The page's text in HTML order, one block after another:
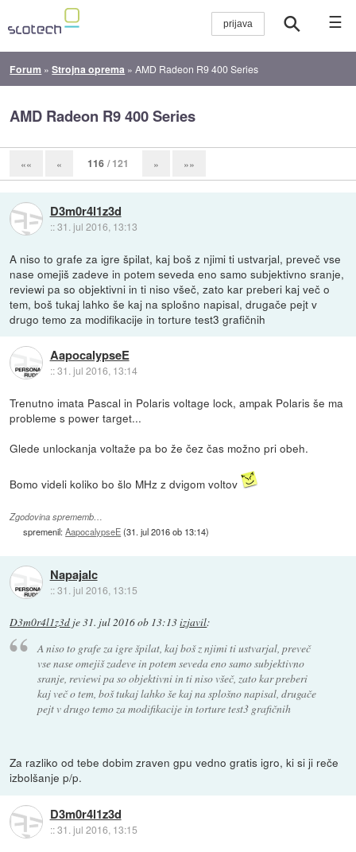
☰
Forum »Strojna oprema »AMD Radeon R9 400 Series
AMD Radeon R9 400 Series
«« « 116 / 121 » »»
D3m0r4l1z3d
::31. jul 2016, 13:13
A niso to grafe za igre špilat, kaj boš z njimi ti ustvarjal, preveč vse
nase omejiš zadeve in potem seveda eno samo subjektivno sranje,
reviewi pa so objektivni in ti niso všeč, zato kar preberi kaj več o
tem, boš tukaj lahko še kaj na splošno napisal, drugače pejt v
drugo temo za modifikacije in torture test3 grafičnih
AapocalypseE
::31. jul 2016, 13:14
Trenutno imata Pascal in Polaris voltage lock, ampak Polaris še ma
probleme s power target...
Glede unlockanja voltaže pa bo že čez čas možno pri obeh.
Bomo videli koliko bo šlo MHz z dvigom voltov
Zgodovina sprememb…
spremenil:AapocalypseE(31. jul 2016 ob 13:14)
Napajalc
::31. jul 2016, 13:15
D3m0r4l1z3d je31. jul 2016 ob 13:13izjavil:
A niso to grafe za igre špilat, kaj boš z njimi ti ustvarjal, preveč
vse nase omejiš zadeve in potem seveda eno samo subjektivno
sranje, reviewi pa so objektivni in ti niso všeč, zato kar preberi
kaj več o tem, boš tukaj lahko še kaj na splošno napisal, drugače
pejt v drugo temo za modifikacije in torture test3 grafičnih
Za razliko od tebe dobim zraven gpu vedno gratis igro, ki si ji reče
izbolšanje p/p.
D3m0r4l1z3d
::31. jul 2016, 13:15